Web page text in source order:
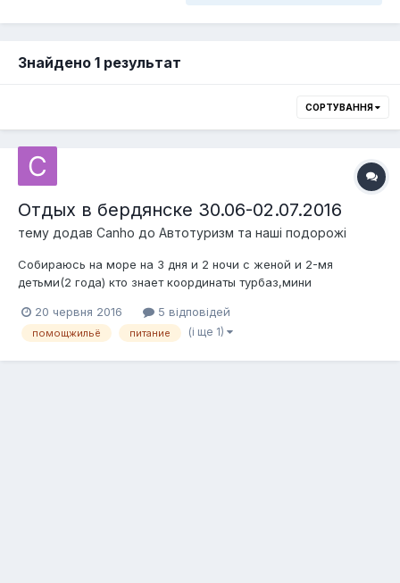
Знайдено 1 результат
СОРТУВАННЯ
Отдых в бердянске 30.06-02.07.2016
тему додав Canho до Автотуризм та наші подорожі
Собираюсь на море на 3 дня и 2 ночи с женой и 2-мя
детьми(2 года) кто знает координаты турбаз,мини
кондиционер в номере, не дорогая столовая ! И по
возможности координаты кто сможет подстраховать в пути
20 червня 2016 5 відповідей
помощжильё питание (і ще 1)